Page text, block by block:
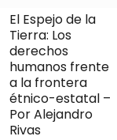
El Espejo de la
Tierra: Los
derechos
humanos frente
a la frontera
étnico-estatal –
Por Alejandro
Rivas